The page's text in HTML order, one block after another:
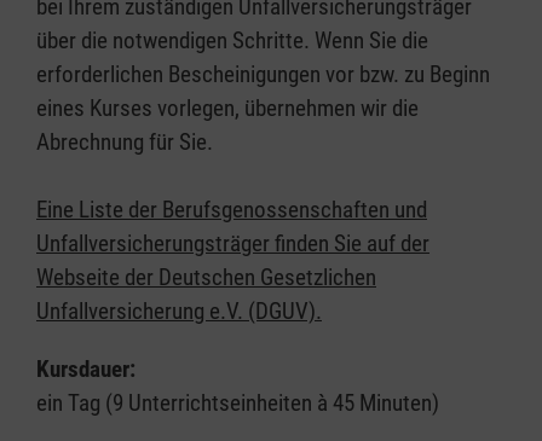
bei Ihrem zuständigen Unfallversicherungsträger
über die notwendigen Schritte. Wenn Sie die
erforderlichen Bescheinigungen vor bzw. zu Beginn
eines Kurses vorlegen, übernehmen wir die
Abrechnung für Sie.
Eine Liste der Berufsgenossenschaften und
Unfallversicherungsträger finden Sie auf der
Webseite der Deutschen Gesetzlichen
Unfallversicherung e.V. (DGUV).
Kursdauer:
ein Tag (9 Unterrichtseinheiten à 45 Minuten)